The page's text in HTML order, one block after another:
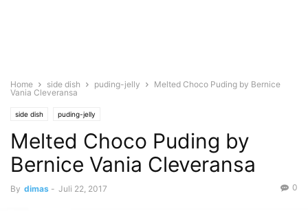
Home side dish puding-jelly
Melted Choco Puding by Bernice
Vania Cleveransa
side dish puding-jelly
Melted Choco Puding by
Bernice Vania Cleveransa
By dimas - Juli 22, 2017 0